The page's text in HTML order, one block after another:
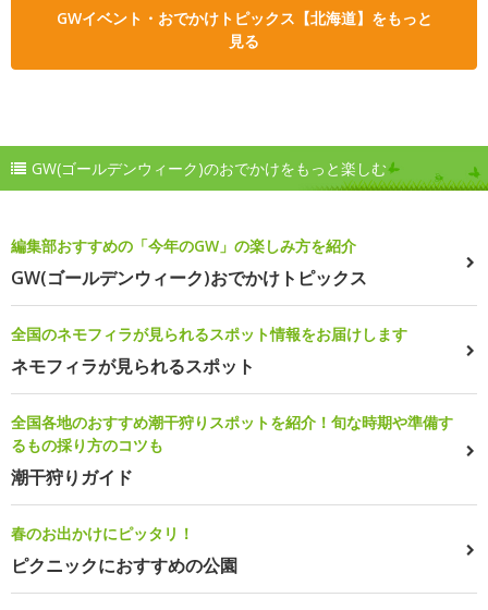
GWイベント・おでかけトピックス【北海道】をもっと
見る
GW(ゴールデンウィーク)のおでかけをもっと楽しむ
編集部おすすめの「今年のGW」の楽しみ方を紹介
GW(ゴールデンウィーク)おでかけトピックス
全国のネモフィラが見られるスポット情報をお届けします
ネモフィラが見られるスポット
全国各地のおすすめ潮干狩りスポットを紹介！旬な時期や準備す
るもの採り方のコツも
潮干狩りガイド
春のお出かけにピッタリ！
ピクニックにおすすめの公園